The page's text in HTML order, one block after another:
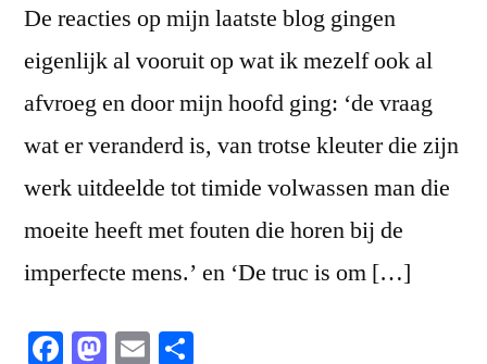
De reacties op mijn laatste blog gingen
eigenlijk al vooruit op wat ik mezelf ook al
afvroeg en door mijn hoofd ging: ‘de vraag
wat er veranderd is, van trotse kleuter die zijn
werk uitdeelde tot timide volwassen man die
moeite heeft met fouten die horen bij de
imperfecte mens.’ en ‘De truc is om […]
Facebook
Mastodon
Email